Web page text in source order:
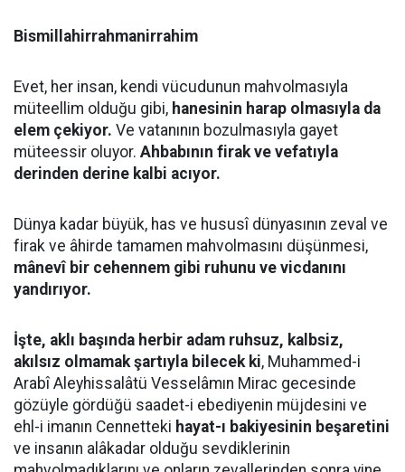
Bismillahirrahmanirrahim
Evet, her insan, kendi vücudunun mahvolmasıyla
müteellim olduğu gibi, hanesinin harap olmasıyla da
elem çekiyor. Ve vatanının bozulmasıyla gayet
müteessir oluyor. Ahbabının firak ve vefatıyla
derinden derine kalbi acıyor.
Dünya kadar büyük, has ve hususî dünyasının zeval ve
firak ve âhirde tamamen mahvolmasını düşünmesi,
mânevî bir cehennem gibi ruhunu ve vicdanını
yandırıyor.
İşte, aklı başında herbir adam ruhsuz, kalbsiz,
akılsız olmamak şartıyla bilecek ki, Muhammed-i
Arabî Aleyhissalâtü Vesselâmın Mirac gecesinde
gözüyle gördüğü saadet-i ebediyenin müjdesini ve
ehl-i imanın Cennetteki hayat-ı bakiyesinin beşaretini
ve insanın alâkadar olduğu sevdiklerinin